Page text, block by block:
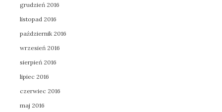
grudzień 2016
listopad 2016
październik 2016
wrzesień 2016
sierpień 2016
lipiec 2016
czerwiec 2016
maj 2016